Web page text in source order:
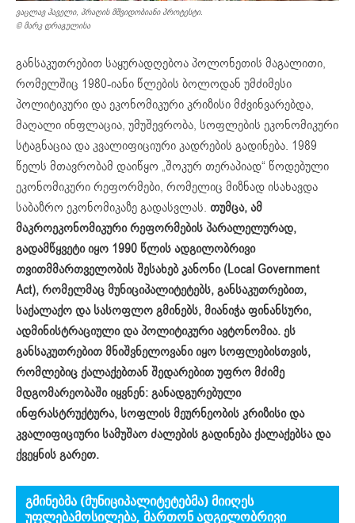
ვაცლავ ჰაველი, პრაღის მშვიდობიანი პროტესტი.
© მარკ დრაგულისა
განსაკუთრებით საყურადღებოა პოლონეთის მაგალითი,
რომელშიც 1980-იანი წლების ბოლოდან უმძიმესი
პოლიტიკური და ეკონომიკური კრიზისი მძვინვარებდა,
მაღალი ინფლაცია, უმუშევრობა, სოფლების ეკონომიკური
სტაგნაცია და კვალიფიციური კადრების გადინება. 1989
წელს მთავრობამ დაიწყო „შოკურ თერაპიად“ წოდებული
ეკონომიკური რეფორმები, რომელიც მიზნად ისახავდა
საბაზრო ეკონომიკაზე გადასვლას. თუმცა, ამ
მაკროეკონომიკური რეფორმების პარალელურად,
გადამწყვეტი იყო 1990 წლის ადგილობრივი
თვითმმართველობის შესახებ კანონი (Local Government
Act), რომელმაც მუნიციპალიტეტებს, განსაკუთრებით,
საქალაქო და სასოფლო გმინებს, მიანიჭა ფინანსური,
ადმინისტრაციული და პოლიტიკური ავტონომია. ეს
განსაკუთრებით მნიშვნელოვანი იყო სოფლებისთვის,
რომლებიც ქალაქებთან შედარებით უფრო მძიმე
მდგომარეობაში იყვნენ: განადგურებული
ინფრასტრუქტურა, სოფლის მეურნეობის კრიზისი და
კვალიფიციური სამუშაო ძალების გადინება ქალაქებსა და
ქვეყნის გარეთ.
გმინებმა (მუნიციპალიტეტებმა) მიიღეს
უფლებამოსილება, მართონ ადგილობრივი